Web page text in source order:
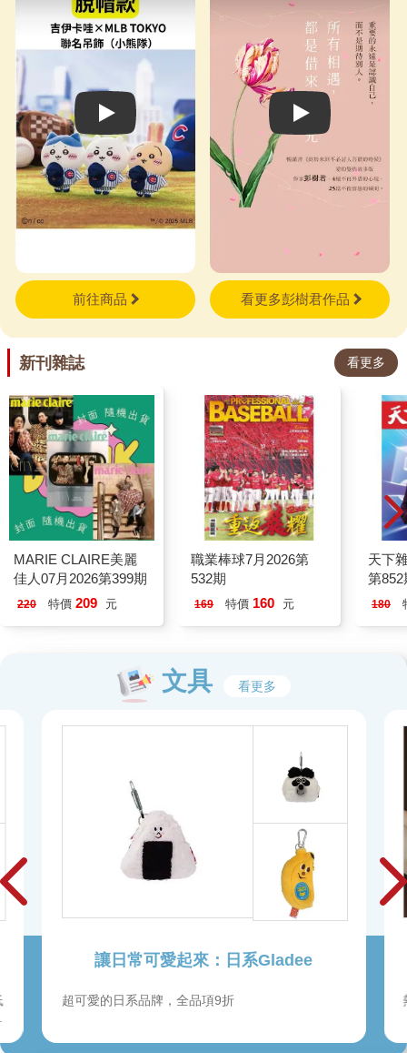
Play video
前往商品
Play video
看更多彭樹君作品
新刊雜誌 看更多
MARIE CLAIRE美麗
佳人07月2026第399期
220 特價 209 元
職業棒球7月2026第
532期
169 特價 160 元
天下
第852
180
文具 看更多
韓國文具ICONIC
熱賣品補貨到！可愛插畫、設計，用了就開心！